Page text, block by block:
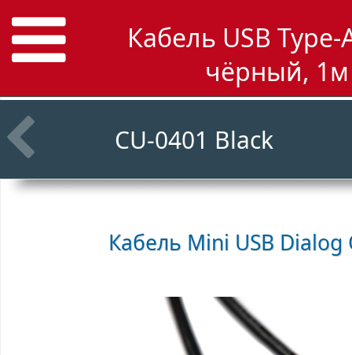
Кабель USB
чёрный, 1м
CU-0401 Black
Кабель Mini USB Dialog